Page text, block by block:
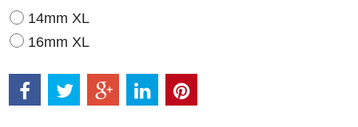
14mm XL
16mm XL